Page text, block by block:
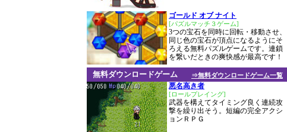
ゴールド オブ ナイト
[パズルマッチ３ゲーム]
3つの宝石を同時に回転・移動させ、
同じ色の宝石が頂点になるようにそ
ろえる無料パズルゲームです。連鎖
を繋いだときの爽快感が最高です！
⇒無料ダウンロードゲーム一覧
無料ダウンロードゲーム
悪名高き者
[ロールプレイング]
武器を構えてタイミング良く連続攻
撃を繰り出そう。短編の完全アクシ
ョンＲＰＧ